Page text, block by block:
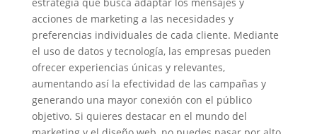
acciones de marketing a las necesidades y
preferencias individuales de cada cliente. Mediante
el uso de datos y tecnología, las empresas pueden
ofrecer experiencias únicas y relevantes,
aumentando así la efectividad de las campañas y
generando una mayor conexión con el público
objetivo. Si quieres destacar en el mundo del